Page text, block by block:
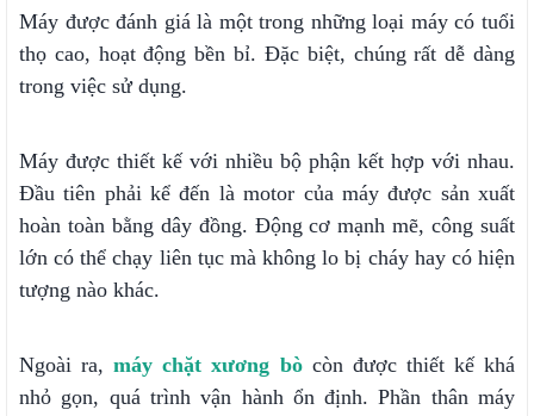
Máy được đánh giá là một trong những loại máy có tuổi
thọ cao, hoạt động bền bỉ. Đặc biệt, chúng rất dễ dàng
trong việc sử dụng.
Máy được thiết kế với nhiều bộ phận kết hợp với nhau.
Đầu tiên phải kể đến là motor của máy được sản xuất
hoàn toàn bằng dây đồng. Động cơ mạnh mẽ, công suất
lớn có thể chạy liên tục mà không lo bị cháy hay có hiện
tượng nào khác.
Ngoài ra,máy chặt xương bòcòn được thiết kế khá
nhỏ gọn, quá trình vận hành ổn định. Phần thân máy